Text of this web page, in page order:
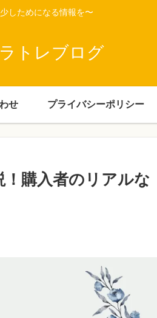
しためになる情報を〜
ラトレブログ
せ プライバシーポリシー
購入者のリアルな